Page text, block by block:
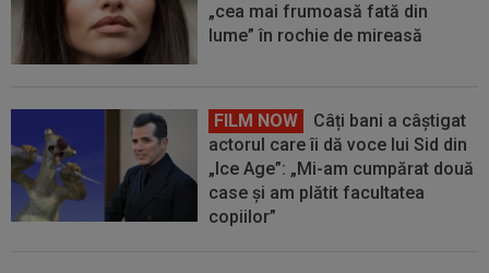
„cea mai frumoasă fată din
lume” în rochie de mireasă
FILM NOW
Câți bani a câștigat
actorul care îi dă voce lui Sid din
„Ice Age”: „Mi-am cumpărat două
case și am plătit facultatea
copiilor”